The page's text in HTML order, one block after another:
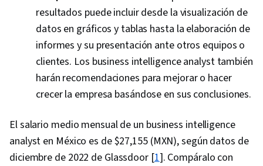
resultados puede incluir desde la visualización de
datos en gráficos y tablas hasta la elaboración de
informes y su presentación ante otros equipos o
clientes. Los business intelligence analyst también
harán recomendaciones para mejorar o hacer
crecer la empresa basándose en sus conclusiones.
El salario medio mensual de un business intelligence
analyst en México es de $27,155 (MXN), según datos de
diciembre de 2022 de Glassdoor [1]. Compáralo con